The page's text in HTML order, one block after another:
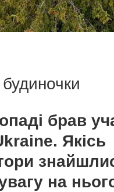
будиночки
брав
Якісь
на